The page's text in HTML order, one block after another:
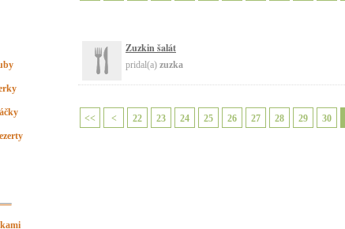
Zuzkin šalát
pridal(a) zuzka
<< < 22 23 24 25 26 27 28 29 30